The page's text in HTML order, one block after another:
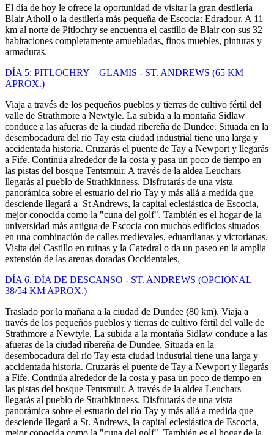
El día de hoy le ofrece la oportunidad de visitar la gran destilería
Blair Atholl o la destilería más pequeña de Escocia: Edradour. A 11
km al norte de Pitlochry se encuentra el castillo de Blair con sus 32
habitaciones completamente amuebladas, finos muebles, pinturas y
armaduras.
DÍA 5: PITLOCHRY – GLAMIS - ST. ANDREWS (65 KM
APROX.)
Viaja a través de los pequeños pueblos y tierras de cultivo fértil del
valle de Strathmore a Newtyle. La subida a la montaña Sidlaw
conduce a las afueras de la ciudad ribereña de Dundee. Situada en la
desembocadura del río Tay esta ciudad industrial tiene una larga y
accidentada historia. Cruzarás el puente de Tay a Newport y llegarás
a Fife. Continúa alrededor de la costa y pasa un poco de tiempo en
las pistas del bosque Tentsmuir. A través de la aldea Leuchars
llegarás al pueblo de Strathkinness. Disfrutarás de una vista
panorámica sobre el estuario del río Tay y más allá a medida que
desciende llegará a St Andrews, la capital eclesiástica de Escocia,
mejor conocida como la "cuna del golf". También es el hogar de la
universidad más antigua de Escocia con muchos edificios situados
en una combinación de calles medievales, eduardianas y victorianas.
Visita del Castillo en ruinas y la Catedral o da un paseo en la amplia
extensión de las arenas doradas Occidentales.
DÍA 6. DÍA DE DESCANSO - ST. ANDREWS (OPCIONAL
38/54 KM APROX.)
Traslado por la mañana a la ciudad de Dundee (80 km). Viaja a
través de los pequeños pueblos y tierras de cultivo fértil del valle de
Strathmore a Newtyle. La subida a la montaña Sidlaw conduce a las
afueras de la ciudad ribereña de Dundee. Situada en la
desembocadura del río Tay esta ciudad industrial tiene una larga y
accidentada historia. Cruzarás el puente de Tay a Newport y llegarás
a Fife. Continúa alrededor de la costa y pasa un poco de tiempo en
las pistas del bosque Tentsmuir. A través de la aldea Leuchars
llegarás al pueblo de Strathkinness. Disfrutarás de una vista
panorámica sobre el estuario del río Tay y más allá a medida que
desciende llegará a St. Andrews, la capital eclesiástica de Escocia,
mejor conocida como la "cuna del golf". También es el hogar de la